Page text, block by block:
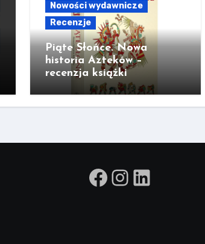
Nowości wydawnicze
Recenzje
Piąte Słońce. Nowa
historia Azteków –
recenzja książki
Facebook
Instagram
LinkedIn